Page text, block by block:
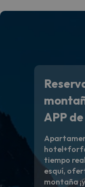
APP
tiempo
esquí,
montaña